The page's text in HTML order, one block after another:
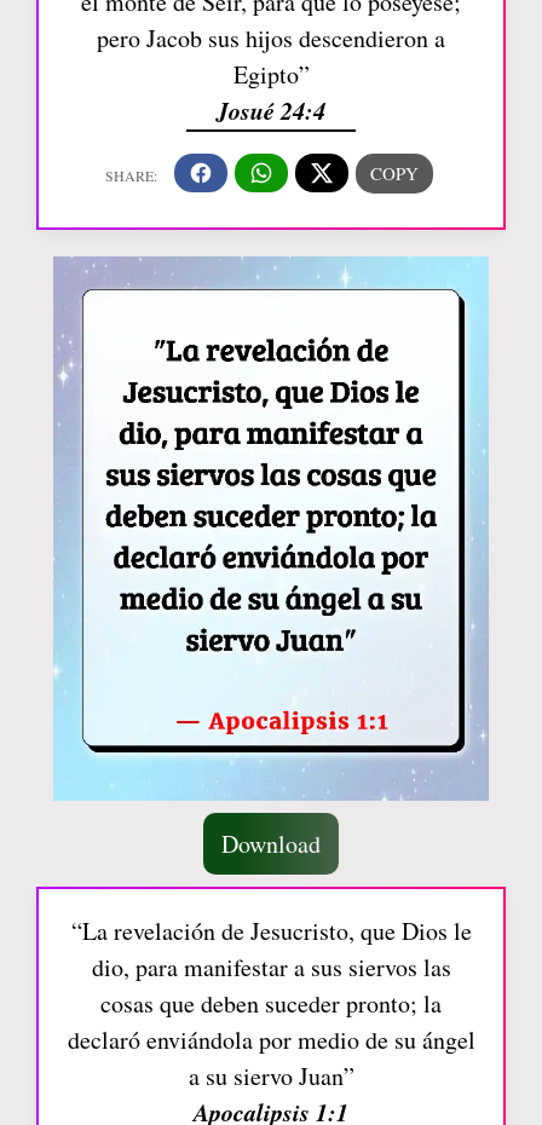
pero Jacob sus hijos descendieron a
Egipto”
Josué 24:4
Download
“La revelación de Jesucristo, que Dios le
dio, para manifestar a sus siervos las
cosas que deben suceder pronto; la
declaró enviándola por medio de su ángel
a su siervo Juan”
Apocalipsis 1:1